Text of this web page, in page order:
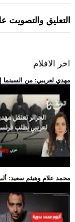
التعليق
اخر الافلام
.. مهدي لعريبي: من
.. محمد علام وهيثم سعيد: